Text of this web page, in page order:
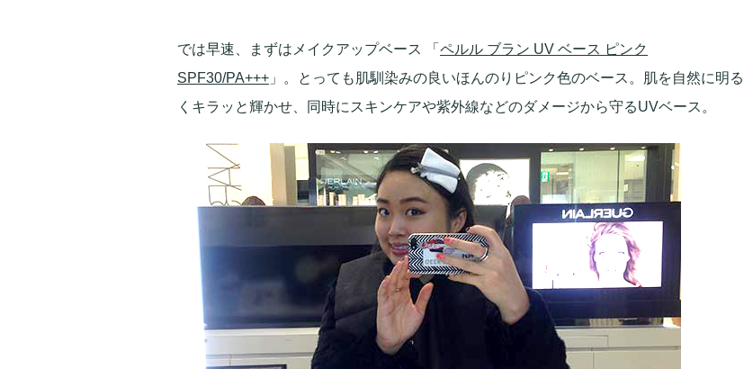
では早速、まずはメイクアップベース 「 ペルル ブラン UV ベース ピンク
SPF30/PA+++ 」。とっても肌馴染みの良いほんのりピンク色のベース。肌を自然に明る
くキラッと輝かせ、同時にスキンケアや紫外線などのダメージから守るUVベース。